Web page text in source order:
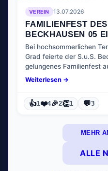
VEREIN 13.07.2026
FAMILIENFEST
BECKHAUSEN 05
Bei hochsommerlichen
Grad feierte der S.u.S.
gelungenes Familienfest
Weiterlesen →
👍1❤️4🎉2👏1 💬3
MEHR
ALLE